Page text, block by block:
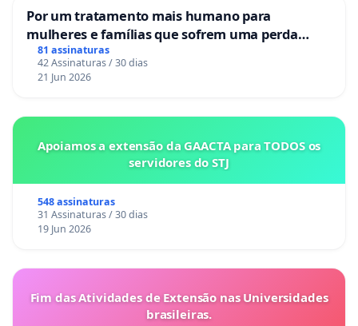
Por um tratamento mais humano para
mulheres e famílias que sofrem uma perda
gestacional nos hospitais portugueses
81 assinaturas
42 Assinaturas / 30 dias
21 Jun 2026
Apoiamos a extensão da GAACTA para TODOS os
servidores do STJ
548 assinaturas
31 Assinaturas / 30 dias
19 Jun 2026
Fim das Atividades de Extensão nas Universidades
brasileiras.